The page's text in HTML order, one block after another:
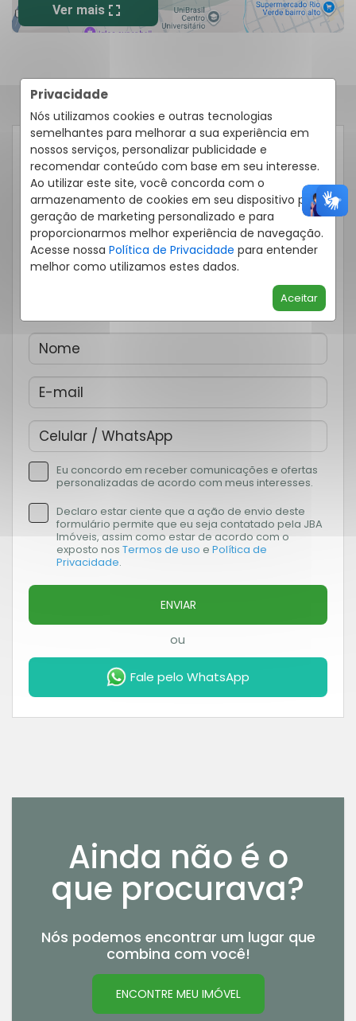
Privacidade
Nós utilizamos cookies e outras tecnologias
semelhantes para melhorar a sua experiência em
nossos serviços, personalizar publicidade e
recomendar conteúdo com base em seu interesse.
Ao utilizar este site, você concorda com o
armazenamento de cookies em seu dispositivo para
geração de marketing personalizado e para
proporcionarmos melhor experiência de navegação.
Acesse nossa Política de Privacidade para entender
melhor como utilizamos estes dados.
Aceitar
RECEBER CONTATO POR:
Telefone Email WhatsApp
Eu concordo em receber comunicações e ofertas
personalizadas de acordo com meus interesses.
Declaro estar ciente que a ação de envio deste
formulário permite que eu seja contatado pela JBA
Imóveis, assim como estar de acordo com o
exposto nos Termos de uso e Política de
Privacidade.
ENVIAR
ou
Fale pelo WhatsApp
Ainda não é o
que procurava?
Nós podemos encontrar um lugar que
combina com você!
ENCONTRE MEU IMÓVEL